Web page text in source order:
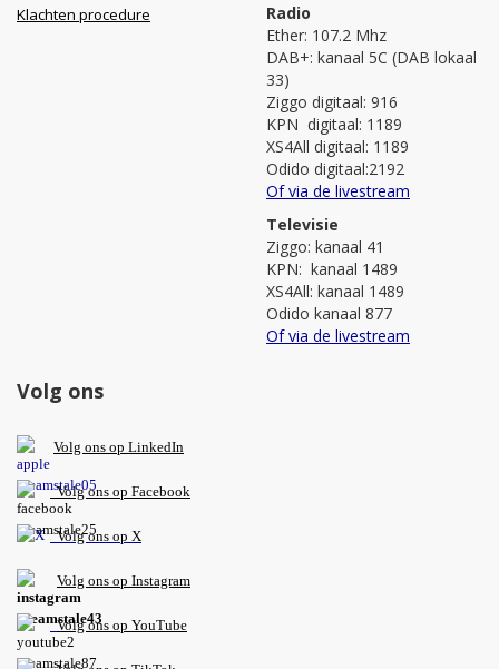
Klachten procedure
Radio
Ether: 107.2 Mhz
DAB+: kanaal 5C (DAB lokaal
33)
Ziggo digitaal: 916
KPN digitaal: 1189
XS4All digitaal: 1189
Odido digitaal:2192
Of via de livestream
Televisie
Ziggo: kanaal 41
KPN: kanaal 1489
XS4All: kanaal 1489
Odido kanaal 877
Of via de livestream
Volg ons
Volg ons op LinkedIn
Volg ons op Facebook
Volg ons op X
Volg ons op Instagram
Volgons op YouTube